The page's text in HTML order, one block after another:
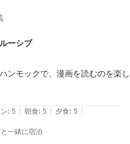
。
る環境づくりに努めてまいりま
に、さらにご満足いただける
ます。
温泉ホテル
栄に存じます。
賜り恐縮ではございますが、そ
う努めている点を感じ取って
みとなっております。
お楽しみいただけたご様子に安
ず温泉とご滞在をゆったりと
の向上に努めてまいります。
ります。
ーシブ
ンモックで、漫画を読むのを楽し
ご飯がとても気に入っていまし
んでいます。
に綺麗にされていると思います。
: 5 | 朝食: 5 | 夕食: 5 |
一緒に宿泊